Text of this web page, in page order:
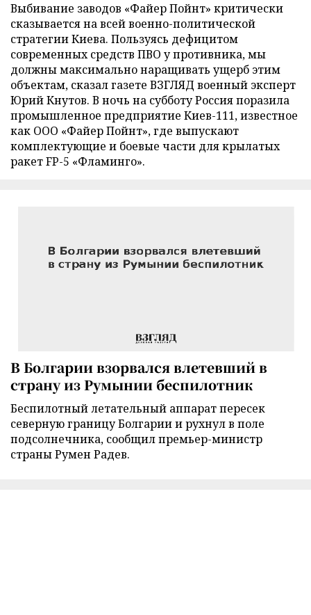
Выбивание заводов «Файер Пойнт» критически
сказывается на всей военно-политической
стратегии Киева. Пользуясь дефицитом
современных средств ПВО у противника, мы
должны максимально наращивать ущерб этим
объектам, сказал газете ВЗГЛЯД военный эксперт
Юрий Кнутов. В ночь на субботу Россия поразила
промышленное предприятие Киев-111, известное
как ООО «Файер Пойнт», где выпускают
комплектующие и боевые части для крылатых
ракет FP-5 «Фламинго».
В Болгарии взорвался влетевший в
страну из Румынии беспилотник
Беспилотный летательный аппарат пересек
северную границу Болгарии и рухнул в поле
подсолнечника, сообщил премьер-министр
страны Румен Радев.